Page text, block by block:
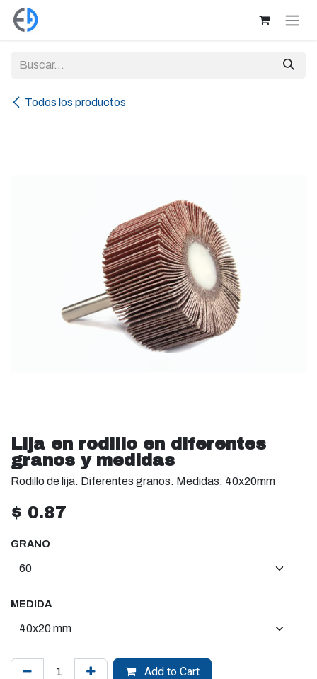
Ir al contenido
Todos los productos
Lija en rodillo en diferentes
granos y medidas
Rodillo de lija. Diferentes granos. Medidas: 40x20mm
$ 0.87
GRANO
MEDIDA
Add to Cart